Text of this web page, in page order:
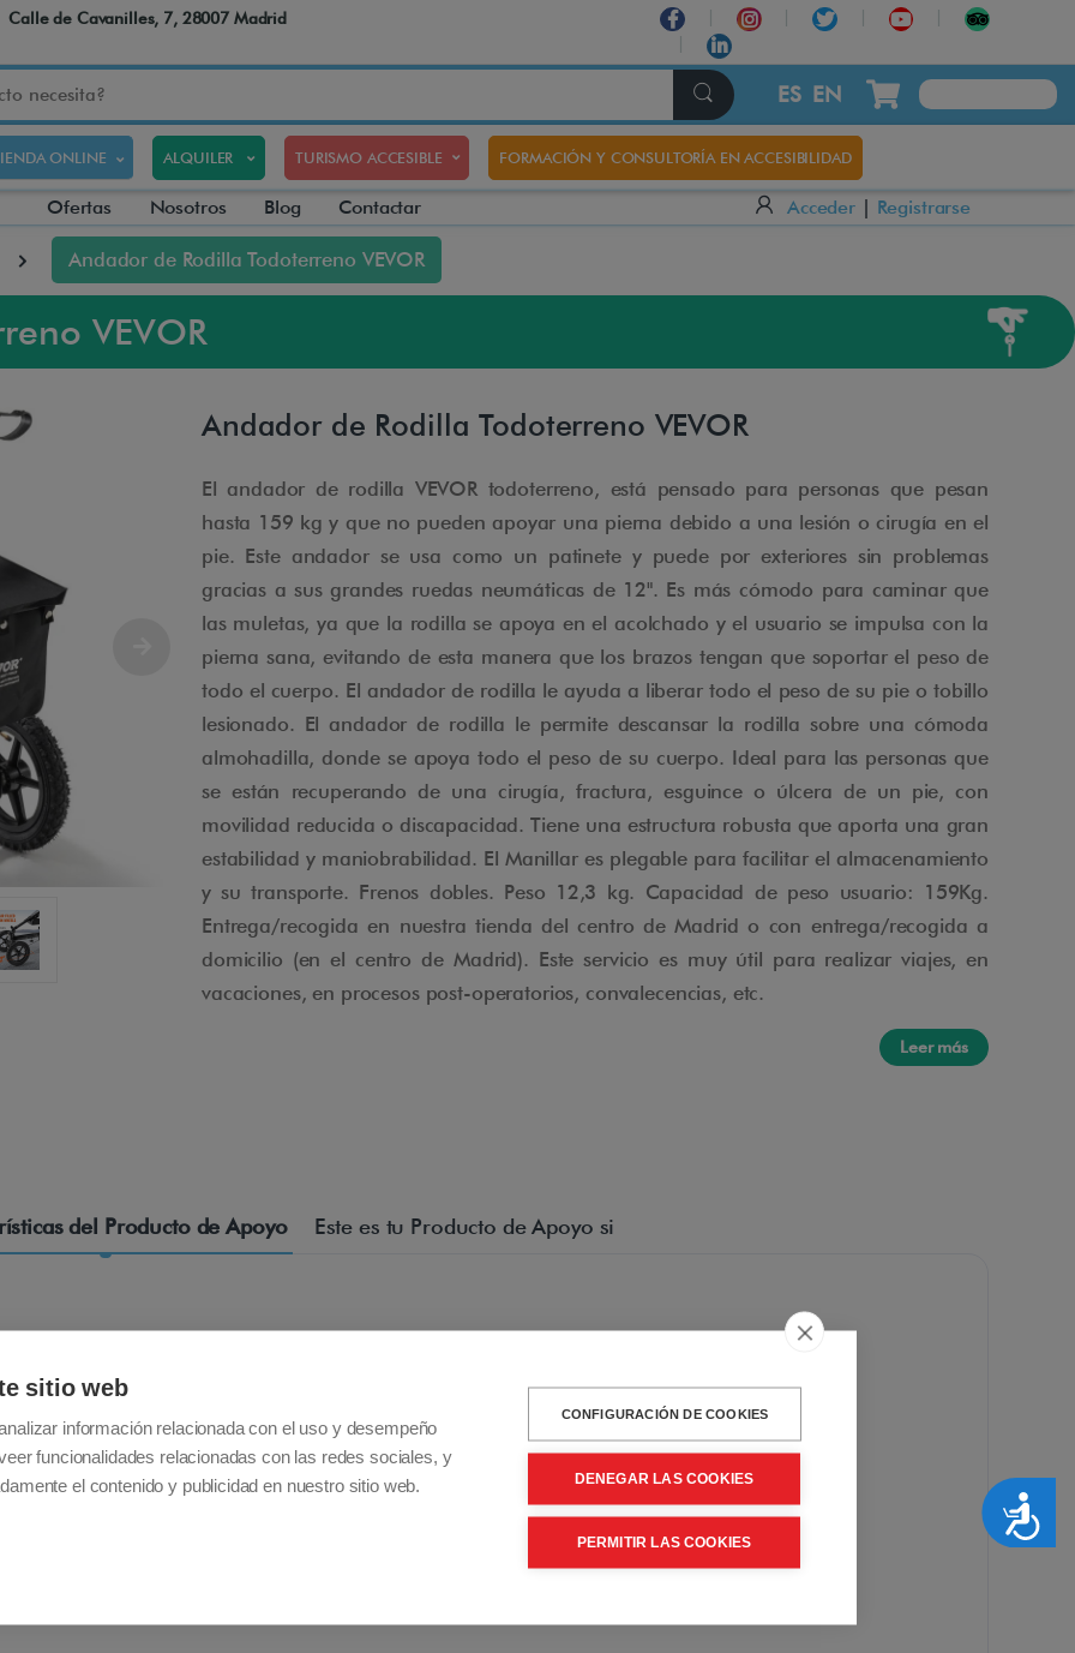
Accesibilidad
Calle de Cavanilles, 7, 28007 Madrid
ES EN
ONLINE ALQUILER TURISMO ACCESIBLE FORMACIÓN Y CONSULTORÍA EN ACCESIBILIDAD
Ofertas Nosotros Blog Contactar Acceder | Registrarse
Andador de Rodilla Todoterreno VEVOR
VEVOR
Andador de Rodilla Todoterreno VEVOR
El andador de rodilla VEVOR todoterreno, está pensado para personas que pesan
hasta 159 kg y que no pueden apoyar una pierna debido a una lesión o cirugía en el
pie. Este andador se usa como un patinete y puede por exteriores sin problemas
gracias a sus grandes ruedas neumáticas de 12". Es más cómodo para caminar que
las muletas, ya que la rodilla se apoya en el acolchado y el usuario se impulsa con la
pierna sana, evitando de esta manera que los brazos tengan que soportar el peso de
todo el cuerpo. El andador de rodilla le ayuda a liberar todo el peso de su pie o tobillo
lesionado. El andador de rodilla le permite descansar la rodilla sobre una cómoda
almohadilla, donde se apoya todo el peso de su cuerpo. Ideal para las personas que
se están recuperando de una cirugía, fractura, esguince o úlcera de un pie, con
movilidad reducida o discapacidad. Tiene una estructura robusta que aporta una gran
estabilidad y maniobrabilidad. El Manillar es plegable para facilitar el almacenamiento
y su transporte. Frenos dobles. Peso 12,3 kg. Capacidad de peso usuario: 159Kg.
Entrega/recogida en nuestra tienda del centro de Madrid o con entrega/recogida a
domicilio (en el centro de Madrid). Este servicio es muy útil para realizar viajes, en
vacaciones, en procesos post-operatorios, convalecencias, etc.
Leer más
del Producto de Apoyo Este es tu Producto de Apoyo si
cm
cm
cm
sitio web
información relacionada con el uso y desempeño
funcionalidades relacionadas con las redes sociales, y
el contenido y publicidad en nuestro sitio web.
CONFIGURACIÓN DE COOKIES
DENEGAR LAS COOKIES
PERMITIR LAS COOKIES